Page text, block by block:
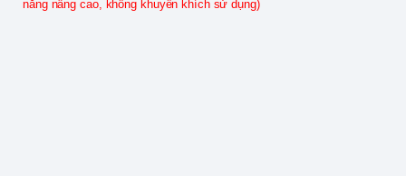
năng nâng cao, không khuyến khích sử dụng)